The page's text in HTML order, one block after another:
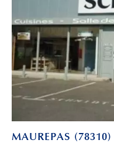
MAUREPAS (78310)